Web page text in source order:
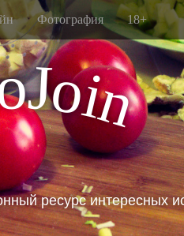
Фотография 18+
Join
ресурс интересных